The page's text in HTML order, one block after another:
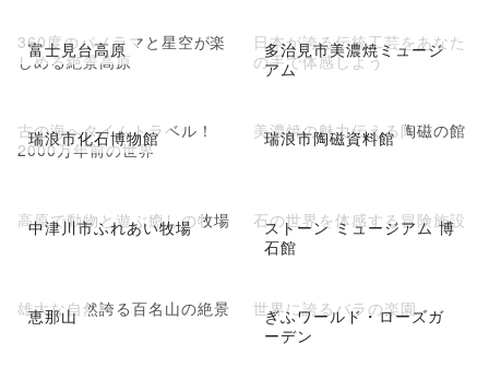
富士見台高原
360度のパノラマと星空が楽
しめる絶景高原
多治見市美濃焼ミュージ
アム
日本が誇る伝統工芸をあなた
の手で体感しよう
瑞浪市化石博物館
古の海へタイムトラベル！
2000万年前の世界
瑞浪市陶磁資料館
美濃焼の魅力伝える陶磁の館
中津川市ふれあい牧場
高原で動物と遊ぶ癒しの牧場
ストーン ミュージアム 博
石館
石の世界を体感する冒険施設
恵那山
雄大な自然誇る百名山の絶景
ぎふワールド・ローズガ
ーデン
世界に誇るバラの楽園